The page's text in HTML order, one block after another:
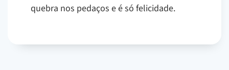
quebra nos pedaços e é só felicidade.